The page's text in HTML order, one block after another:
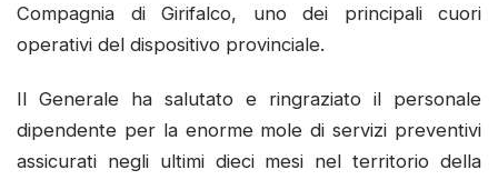
Compagnia di Girifalco, uno dei principali cuori
operativi del dispositivo provinciale.
Il Generale ha salutato e ringraziato il personale
dipendente per la enorme mole di servizi preventivi
assicurati negli ultimi dieci mesi nel territorio della